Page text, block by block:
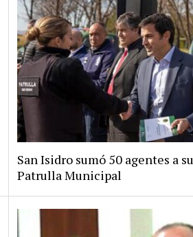
San Isidro sumó 50 agentes a su
Patrulla Municipal